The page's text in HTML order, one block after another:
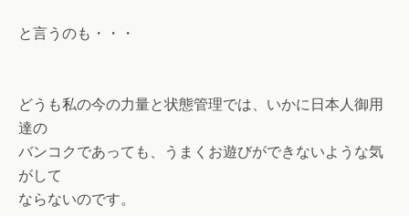
と言うのも・・・
どうも私の今の力量と状態管理では、いかに日本人御用
達の
バンコクであっても、うまくお遊びができないような気
がして
ならないのです。